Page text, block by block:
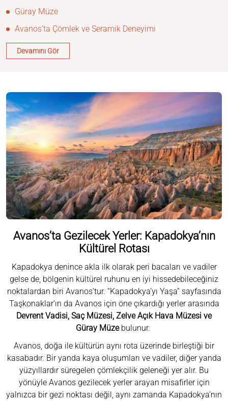
Güray Müze
Avanos’ta Çömlek ve Seramik Deneyimi
Devamını Gör
Avanos’ta Gezilecek Yerler: Kapadokya’nın
Kültürel Rotası
Kapadokya denince akla ilk olarak peri bacaları ve vadiler
gelse de, bölgenin kültürel ruhunu en iyi hissedebileceğiniz
noktalardan biri Avanos’tur. “Kapadokya’yı Yaşa” sayfasında
Taşkonaklar’ın da Avanos için öne çıkardığı yerler arasında
Devrent Vadisi, Saç Müzesi, Zelve Açık Hava Müzesi ve
Güray Müzebulunur.
Avanos, doğa ile kültürün aynı rota üzerinde birleştiği bir
kasabadır. Bir yanda kaya oluşumları ve vadiler, diğer yanda
yüzyıllardır süregelen çömlekçilik geleneği yer alır. Bu
yönüyle Avanos gezilecek yerler arayan misafirler için
yalnızca bir gezi noktası değil, aynı zamanda Kapadokya’nın